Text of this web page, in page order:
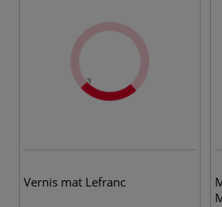
Vernis mat Lefranc